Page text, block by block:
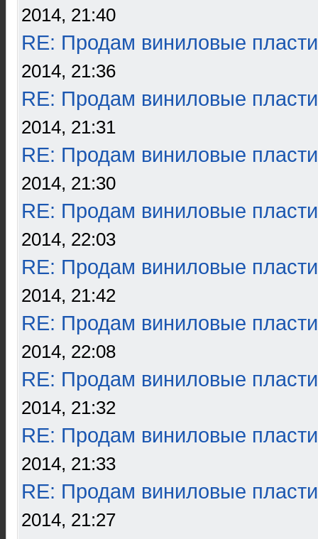
2014, 21:40
RE: Продам виниловые
2014, 21:36
RE: Продам виниловые
2014, 21:31
RE: Продам виниловые
2014, 21:30
RE: Продам виниловые
2014, 22:03
RE: Продам виниловые
2014, 21:42
RE: Продам виниловые
2014, 22:08
RE: Продам виниловые
2014, 21:32
RE: Продам виниловые
2014, 21:33
RE: Продам виниловые
2014, 21:27